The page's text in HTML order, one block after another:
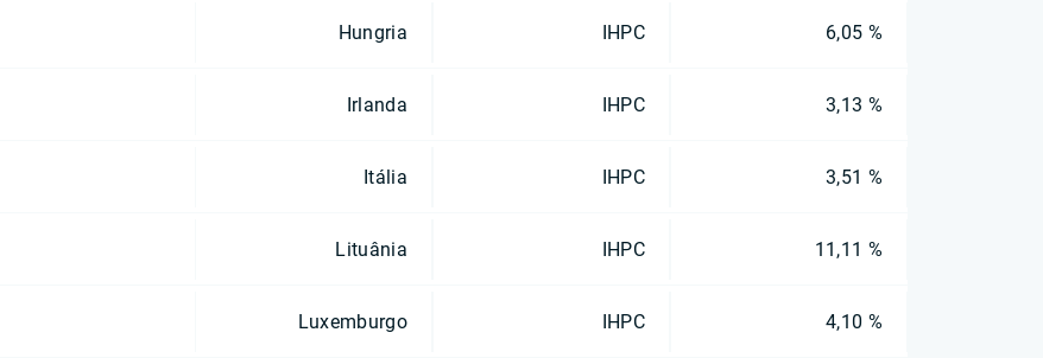
Hungria IHPC 6,05 %
Irlanda IHPC 3,13 %
Itália IHPC 3,51 %
Lituânia IHPC 11,11 %
Luxemburgo IHPC 4,10 %